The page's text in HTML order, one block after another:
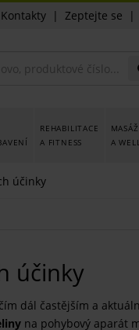
Kontakty | Zeptejte se |
REHABILITACE
A FITNESS
A
účinky
účinky
dál častějším a
na pohybový aparát